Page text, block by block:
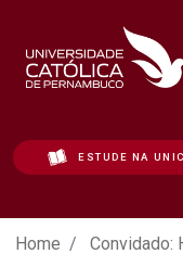
ESTUDE NA
Convidado:
Home Convidado: